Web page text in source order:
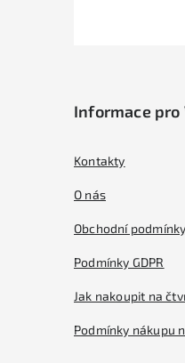
Informace pro
Kontakty
O nás
Obchodní podmínky
Podmínky GDPR
Jak nakoupit na
Podmínky nákupu